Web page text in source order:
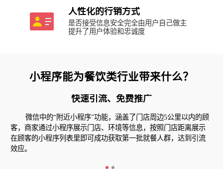
人性化的行销方式
是否接受信息安全完全由用户自己做主
提升了用户体验和忠诚度
小程序能为餐饮类行业带来什么？
快速引流、免费推广
微信中的“附近小程序”功能，涵盖了门店周边5公里以内的顾
客，商家通过小程序展示门店、环境等信息，按照门店距离展示
在顾客的小程序列表里即可成功获取第一批就餐人群，达到引流
效应。